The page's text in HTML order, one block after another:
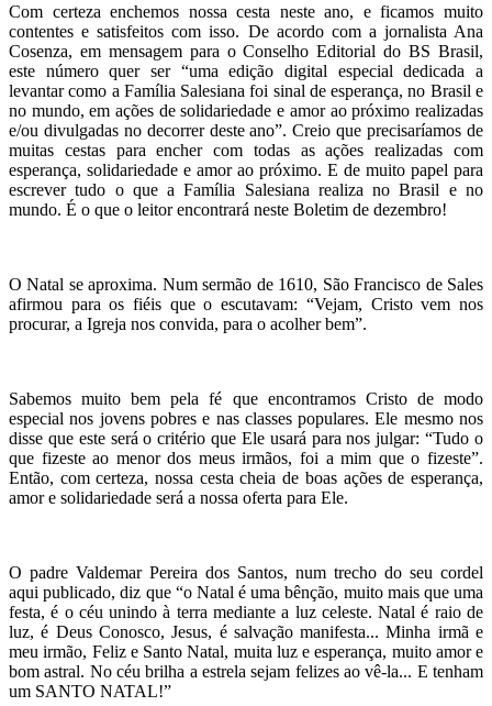
Com certeza enchemos nossa cesta neste ano, e ficamos muito
contentes e satisfeitos com isso. De acordo com a jornalista Ana
Cosenza, em mensagem para o Conselho Editorial do BS Brasil,
este número quer ser “uma edição digital especial dedicada a
levantar como a Família Salesiana foi sinal de esperança, no Brasil e
no mundo, em ações de solidariedade e amor ao próximo realizadas
e/ou divulgadas no decorrer deste ano”. Creio que precisaríamos de
muitas cestas para encher com todas as ações realizadas com
esperança, solidariedade e amor ao próximo. E de muito papel para
escrever tudo o que a Família Salesiana realiza no Brasil e no
mundo. É o que o leitor encontrará neste Boletim de dezembro!
O Natal se aproxima. Num sermão de 1610, São Francisco de Sales
afirmou para os fiéis que o escutavam: “Vejam, Cristo vem nos
procurar, a Igreja nos convida, para o acolher bem”.
Sabemos muito bem pela fé que encontramos Cristo de modo
especial nos jovens pobres e nas classes populares. Ele mesmo nos
disse que este será o critério que Ele usará para nos julgar: “Tudo o
que fizeste ao menor dos meus irmãos, foi a mim que o fizeste”.
Então, com certeza, nossa cesta cheia de boas ações de esperança,
amor e solidariedade será a nossa oferta para Ele.
O padre Valdemar Pereira dos Santos, num trecho do seu cordel
aqui publicado, diz que “o Natal é uma bênção, muito mais que uma
festa, é o céu unindo à terra mediante a luz celeste. Natal é raio de
luz, é Deus Conosco, Jesus, é salvação manifesta... Minha irmã e
meu irmão, Feliz e Santo Natal, muita luz e esperança, muito amor e
bom astral. No céu brilha a estrela sejam felizes ao vê-la... E tenham
um SANTO NATAL!”